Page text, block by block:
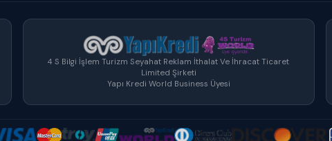
4 S Bilgi İşlem Turizm Seyahat Reklam İthalat Ve İhracat Ticaret
Limited Şirketi
Yapı Kredi World Business Üyesi